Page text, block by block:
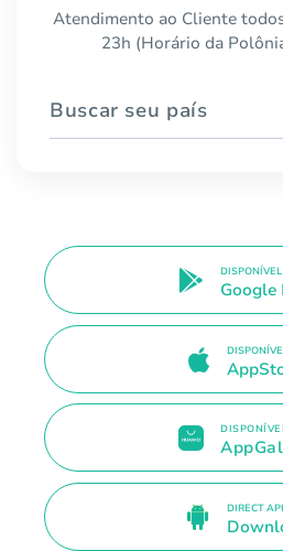
Atendimento ao Cliente
23h (Horário da
Buscar seu país
DISPONÍVEL
Google
DIRECT